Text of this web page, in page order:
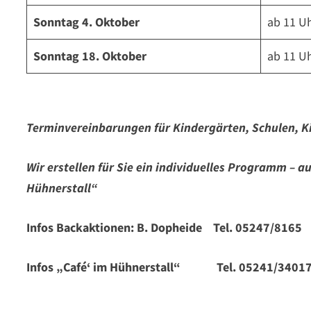
Sonntag 4. Oktober ab 11
Sonntag 18. Oktober ab 11
Terminvereinbarungen für Kindergärten, Schulen,
Wir erstellen für Sie ein individuelles Programm –
Hühnerstall“
Infos Backaktionen: B. Dopheide Tel. 05247/8165
Infos „Café‘ im Hühnerstall“ Tel. 05241/